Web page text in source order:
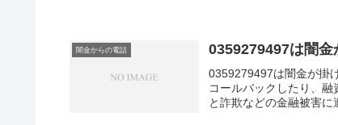
闇金からの電話 0359279497は闇
0359279497は闇金が掛
コールバックしたり、
と詐欺などの金融被害に